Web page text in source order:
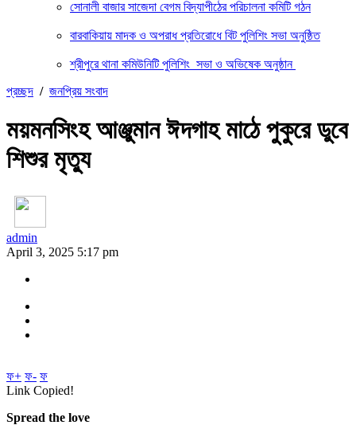
সোনালী বাজার সাজেদা বেগম বিদ্যাপীঠের পরিচালনা কমিটি গঠন
বারবাকিয়ায় মাদক ও অপরাধ প্রতিরোধে বিট পুলিশিং সভা অনুষ্ঠিত
শ্রীপুরে থানা কমিউনিটি পুলিশিং সভা ও অভিষেক অনুষ্ঠান
প্রচ্ছদ / জনপ্রিয় সংবাদ
ময়মনসিংহ আঞ্জুমান ঈদগাহ মাঠে পুকুরে ডুবে
শিশুর মৃত্যু
admin
April 3, 2025 5:17 pm
ফ+ ফ- ফ
Link Copied!
Spread the love